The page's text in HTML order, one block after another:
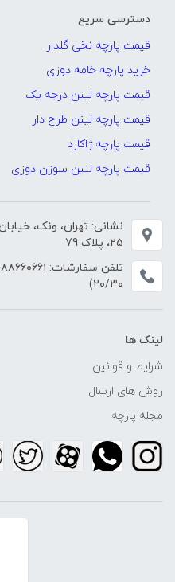
دسترسی سریع
قیمت پارچه نخی گلدار
خرید پارچه خامه دوزی
قیمت پارچه لینن درجه یک
قیمت پارچه لینن طرح دار
قیمت پارچه ژاکارد
قیمت پارچه لنین سوزن دوزی
25، پلاک 79
تلفن سفارشات: ۸۸۶۶۰۶۶۱-۰۲۱
۲۰/۳۰)
لینک ها
شرایط و قوانین
روش های ارسال
مجله پارچه